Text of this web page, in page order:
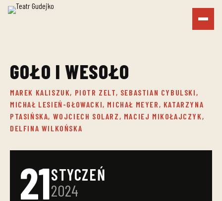
GOŁO I WESOŁO
MAREK KALISZUK, PIOTR ZELT, SEBASTIAN CYBULSKI,
MICHAŁ LESIEŃ-GŁOWACKI, MICHAŁ MEYER, KATARZYNA
PTASIŃSKA, WOJCIECH SOLARZ, MACIEJ MIKOŁAJCZYK,
DELFINA WILKOŃSKA
21STYCZEŃ
2024